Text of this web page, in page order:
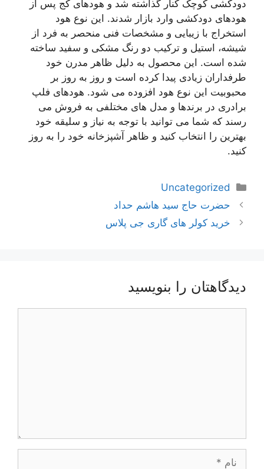
دودکشی کوچک کنار گذاشته شد و هودهای کج پس از
هودهای دودکشی وارد بازار شدند. این نوع هود
استخراج با زیبایی و مشخصات فنی منحصر به فرد از
شیشه، استیل و ترکیب دو رنگ مشکی و سفید ساخته
شده است. این محصول به دلیل ظاهر مدرن خود
طرفداران زیادی پیدا کرده است و روز به روز بر
محبوبیت این نوع هود افزوده می شود. هودهای فلپ
برادری در برندها و مدل های مختلفی به فروش می
رسند که شما می توانید با توجه به نیاز و سلیقه خود
بهترین را انتخاب کنید و ظاهر آشپزخانه خود را به روز
کنید.
دسته‌ها
Uncategorized
ناوبری
نوشته‌ها
حضرت حاج سید هاشم حداد
خرید کولر های گاری جی پلاس
دیدگاهتان را بنویسید